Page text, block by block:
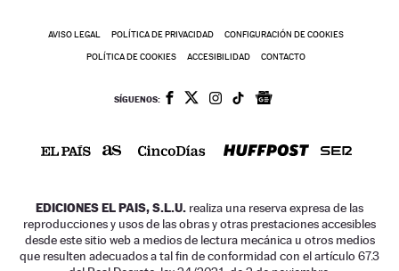
AVISO LEGAL POLÍTICA DE PRIVACIDAD CONFIGURACIÓN DE COOKIES
POLÍTICA DE COOKIES ACCESIBILIDAD CONTACTO
SÍGUENOS:
EDICIONES EL PAIS, S.L.U. realiza una reserva expresa de las
reproducciones y usos de las obras y otras prestaciones accesibles
desde este sitio web a medios de lectura mecánica u otros medios
que resulten adecuados a tal fin de conformidad con el artículo 67.3